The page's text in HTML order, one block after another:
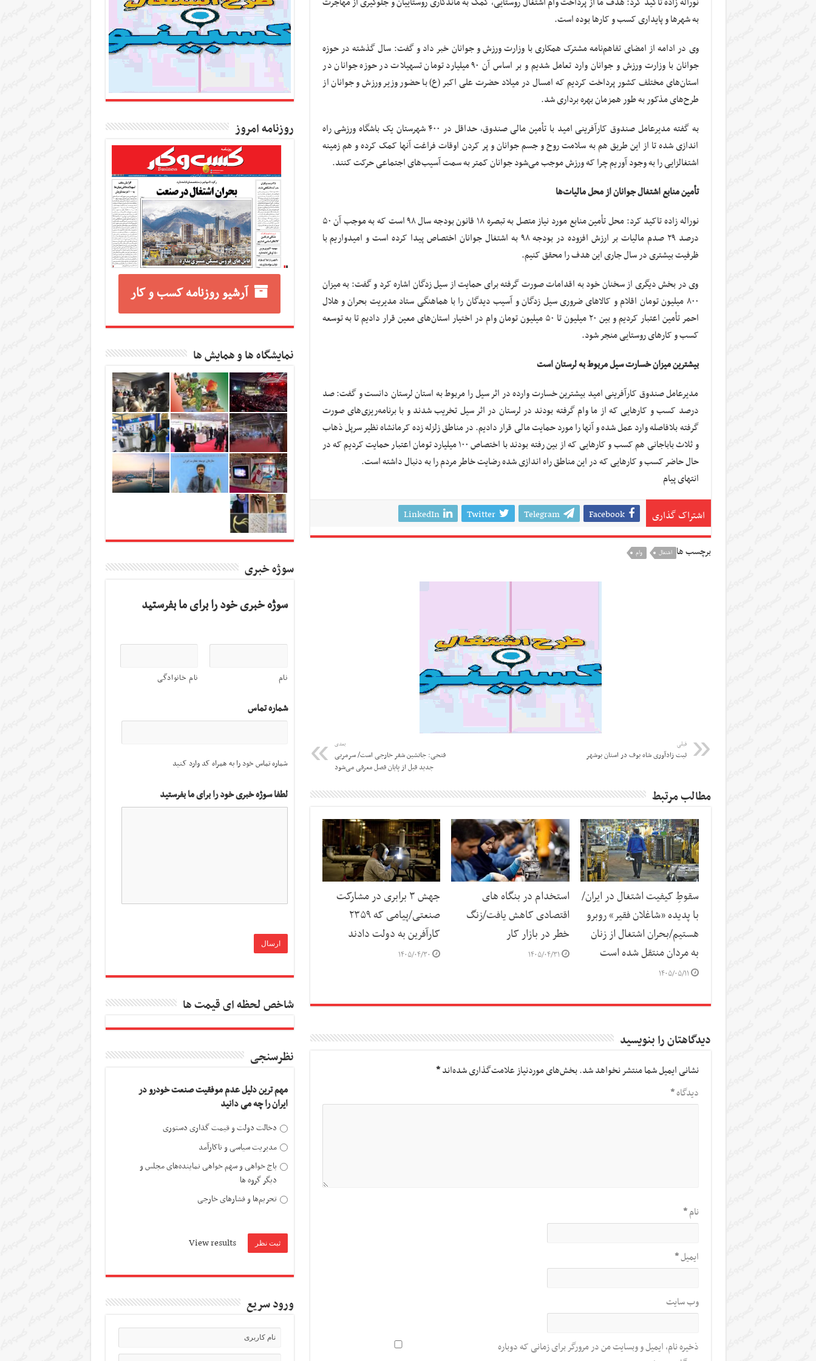
به شهرها و پایداری کسب و کارها بوده است.
وی در ادامه از امضای تفاهم‌نامه مشترک همکاری با وزارت ورزش و جوانان خبر داد و گفت: سال گذشته در حوزه
جوانان با وزارت ورزش و جوانان وارد تعامل شدیم و بر اساس آن ۹۰ میلیارد تومان تسهیلات در حوزه جوانان در
استان‌های مختلف کشور پرداخت کردیم که امسال در میلاد حضرت علی اکبر (ع)با حضور وزیر ورزش و جوانان از
طرح‌های مذکور به طور همزمان بهره برداری شد.
به گفته مدیرعامل صندوق کارآفرینی امید با تأمین مالی صندوق، حداقل در ۴۰۰ شهرستان یک باشگاه ورزشی راه
اندازی شده تا از این طریق هم به سلامت روح و جسم جوانان و پر کردن اوقات فراغت آنها کمک کرده و هم زمینه
اشتغالزایی را به وجود آوریم چرا که ورزش موجب می‌شود جوانان کمتر به سمت آسیب‌های اجتماعی حرکت کنند.
تأمین منابع اشتغال جوانان از محل مالیات‌ها
نوراله زاده تاکید کرد: محل تأمین منابع مورد نیاز متصل به تبصره ۱۸ قانون بودجه سال ۹۸ است که به موجب آن ۵۰
درصد ۲۹ صدم مالیات بر ارزش افزوده در بودجه ۹۸ به اشتغال جوانان اختصاص پیدا کرده است و امیدواریم با
ظرفیت بیشتری در سال جاری این هدف را محقق کنیم.
وی در بخش دیگری از سخنان خود به اقدامات صورت گرفته برای حمایت از سیل زدگان اشاره کرد و گفت: به میزان
۸۰۰ میلیون تومان اقلام و کالاهای ضروری سیل زدگان و آسیب دیدگان را با هماهنگی ستاد مدیریت بحران و هلال
احمر تأمین اعتبار کردیم و بین ۲۰ میلیون تا ۵۰ میلیون تومان وام در اختیار استان‌های معین قرار دادیم تا به توسعه
کسب و کارهای روستایی منجر شود.
بیشترین میزان خسارت سیل مربوط به لرستان است
مدیرعامل صندوق کارآفرینی امید بیشترین خسارت وارده در اثر سیل را مربوط به استان لرستان دانست و گفت: صد
درصد کسب و کارهایی که از ما وام گرفته بودند در لرستان در اثر سیل تخریب شدند و با برنامه‌ریزی‌های صورت
گرفته بلافاصله وارد عمل شده و آنها را مورد حمایت مالی قرار دادیم. در مناطق زلزله زده کرمانشاه نظیر سرپل ذهاب
وثلاث
باباجانی هم کسب و کارهایی که از بین رفته بودند با اختصاص ۱۰۰ میلیارد تومان اعتبار حمایت کردیم که در
حال حاضر کسب و کارهایی که در این مناطق راه اندازی شده رضایت خاطر مردم را به دنبال داشته است.
انتهای پیام
اشتراک گذاری Facebook
Telegram
Twitter
LinkedIn
برچسب ها اشتغال وام
قبلی
ثبت زادآوری شاه بوف در استان بوشهر
بعدی
فتحی: جانشین شفر خارجی است/ سرمربی
جدید قبل از پایان فصل معرفی می‌شود
مطالب مرتبط
سقوطِ کیفیت اشتغال در ایران/
با پدیده «شاغلان فقیر» روبرو
هستیم/بحران اشتغال از زنان
به مردان منتقل شده است
۱۴۰۵/۰۵/۱۱
استخدام در بنگاه های
اقتصادی کاهش یافت/زنگ
خطر در بازار کار
۱۴۰۵/۰۴/۳۱
جهش ۳ برابری در مشارکت
صنعتی/پیامی که ۲۳۵۹
کارآفرین به دولت دادند
۱۴۰۵/۰۴/۳۰
دیدگاهتان را بنویسید
نشانی ایمیل شما منتشر نخواهد شد.بخش‌های موردنیاز علامت‌گذاری شده‌اند*
دیدگاه*
نام*
ایمیل*
وب‌ سایت
ذخیره نام، ایمیل و وبسایت من در مرورگر برای زمانی که دوباره
روزنامه امروز
آرشیو روزنامه کسب و کار
نمایشگاه ها و همایش ها
سوژه خبری
سوژه خبری خود را برای ما بفرستید
نام نام خانوادگی
شماره تماس
شماره تماس خود را به همراه کد وارد کنید
لطفا سوژه خبری خود را برای ما بفرستید
شاخص لحظه ای قیمت ها
نظرسنجی
مهم ترین دلیل عدم موفقیت صنعت خودرو در
ایران را چه می دانید
دخالت دولت و قیمت گذاری دستوری
مدیریت سیاسی و ناکارآمد
باج خواهی و سهم خواهی نماینده‌های مجلس و
دیگر گروه ها
تحریم‌ها و فشارهای خارجی
View results
ورود سریع